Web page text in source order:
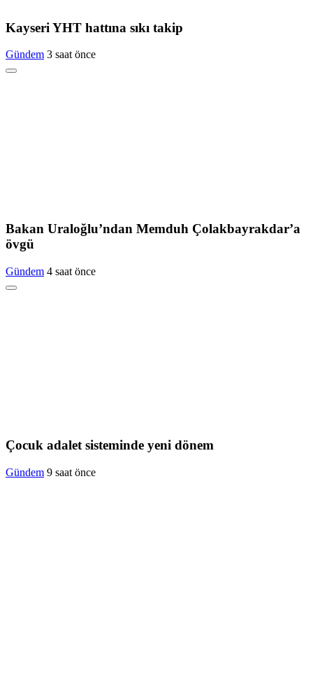
Kayseri YHT hattına sıkı takip
Gündem 3 saat önce
Bakan Uraloğlu’ndan Memduh Çolakbayrakdar’a
övgü
Gündem 4 saat önce
Çocuk adalet sisteminde yeni dönem
Gündem 9 saat önce